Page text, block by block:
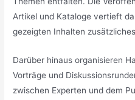
Artikel und Kataloge vertieft
gezeigten Inhalten
Darüber hinaus organisieren
Vorträge und
zwischen Experten und dem